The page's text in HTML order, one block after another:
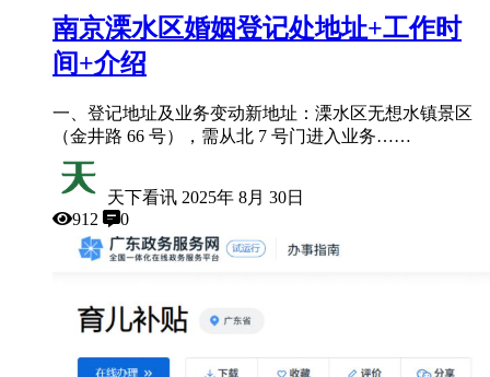
南京溧水区婚姻登记处地址+工作时
间+介绍
一、登记地址及业务变动​ 新地址：溧水区无想水镇景区
（金井路 66 号），需从北 7 号门进入​ 业务……
天下看讯 2025年 8月 30日
912
0